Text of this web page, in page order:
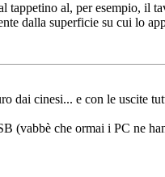
tappetino al, per esempio, il
dalla superficie su cui lo
cinesi... e con le uscite
(vabbè che ormai i PC ne